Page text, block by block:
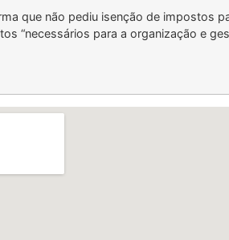
que não pediu isenção de impostos
“necessários para a organização e